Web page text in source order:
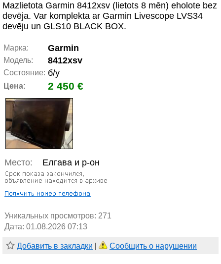
Mazlietota Garmin 8412xsv (lietots 8 mēn) eholote bez
devēja. Var komplekta ar Garmin Livescope LVS34
devēju un GLS10 BLACK BOX.
Марка: Garmin
Модель: 8412xsv
Состояние: б/у
Цена: 2 450 €
Место: Елгава и р-он
Уникальных просмотров: 271
Дата: 01.08.2026 07:13
Добавить в закладки Сообщить о нарушении